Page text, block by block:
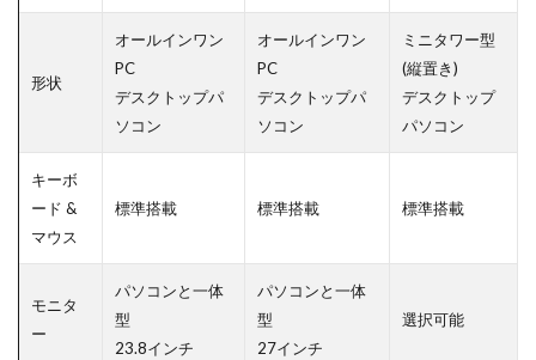
形状
オールインワン
PC
デスクトップパ
ソコン
オールインワン
PC
デスクトップパ
ソコン
ミニタワー型
(縦置き)
デスクトップ
パソコン
キーボ
ード &
マウス
標準搭載 標準搭載 標準搭載
モニタ
ー
パソコンと一体
型
23.8インチ
パソコンと一体
型
27インチ
選択可能